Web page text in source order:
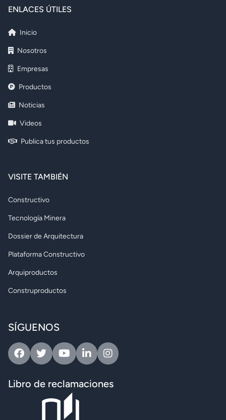
ENLACES ÚTILES
Inicio
Nosotros
Empresas
Productos
Noticias
Videos
Publica tus productos
VISITE TAMBIÉN
Constructivo
Tecnología Minera
Dossier de Arquitectura
Plataforma Constructivo
Arquiproductos
Construproductos
SÍGUENOS
FacebookTwitterYoutubeLinkedinInstagram
Libro de reclamaciones